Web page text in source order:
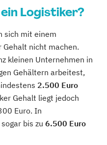
Logistiker?
sich mit einem
nicht machen.
kleinen Unternehmen in
Gehältern arbeitest,
2.500 Euro
Gehalt liegt jedoch
Euro. In
bis zu 6.500 Euro